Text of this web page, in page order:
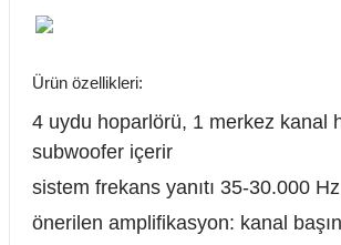
Ürün özellikleri:
4 uydu hoparlörü, 1 merkez kanal
subwoofer içerir
sistem frekans yanıtı 35-30.000 Hz
önerilen amplifikasyon: kanal